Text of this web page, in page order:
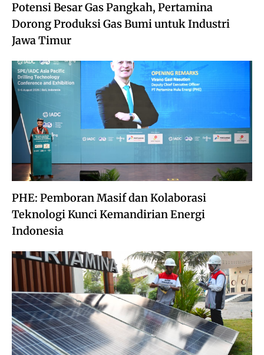
Potensi Besar Gas Pangkah, Pertamina
Dorong Produksi Gas Bumi untuk Industri
Jawa Timur
PHE: Pemboran Masif dan Kolaborasi
Teknologi Kunci Kemandirian Energi
Indonesia